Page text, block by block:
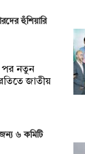
হুঁশিয়ারি
পর নতুন
জাতীয়
৬ কমিটি